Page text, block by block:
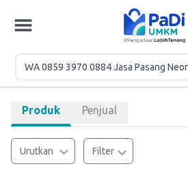
Produk Penjual
Urutkan Filter